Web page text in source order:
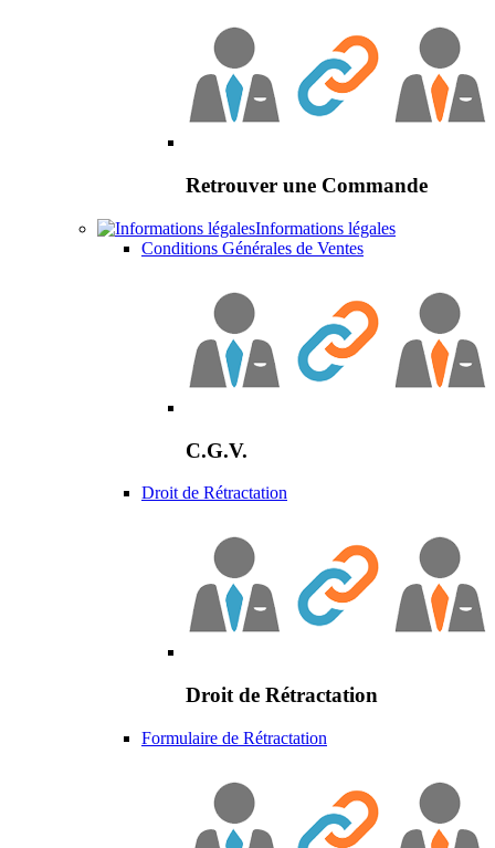
Retrouver une Commande
Informations légales
Conditions Générales de Ventes
C.G.V.
Droit de Rétractation
Droit de Rétractation
Formulaire de Rétractation